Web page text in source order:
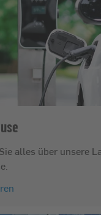
alles über unsere